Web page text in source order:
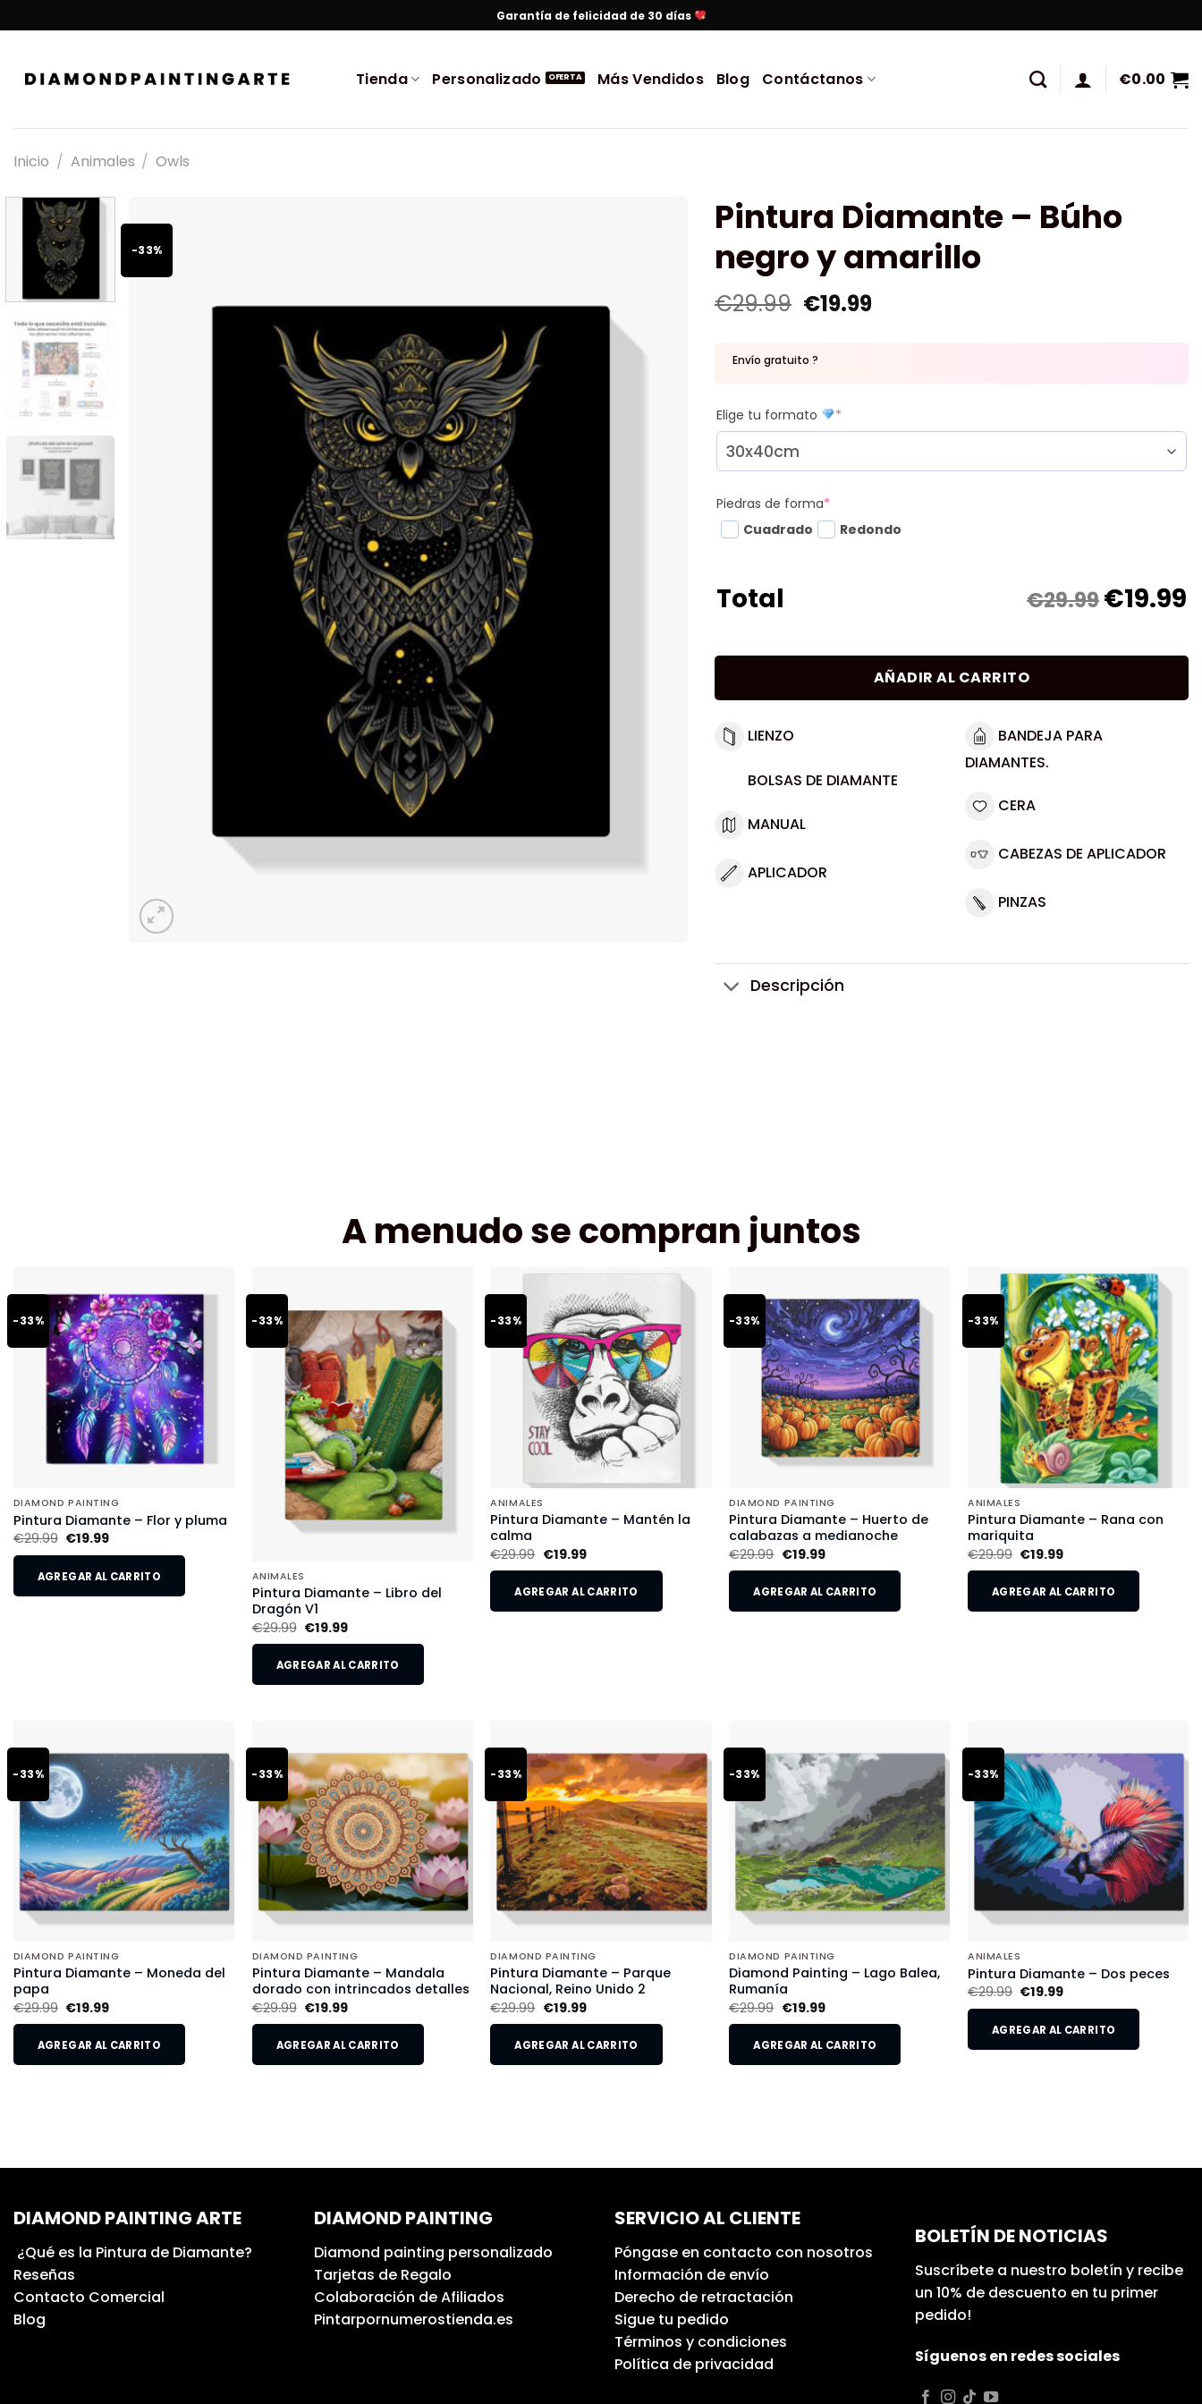
Garantía de felicidad de 30 días
Tienda Personalizado Más Vendidos Blog Contáctanos €0.00
Inicio / Animales / Owls
-33%
Pintura Diamante – Búho
negro y amarillo
€29.99 €19.99
Envío gratuito ?
Elige tu formato *
Piedras de forma*
Cuadrado
Redondo
Total €29.99€19.99
AÑADIR AL CARRITO
LIENZO
BOLSAS DE DIAMANTE
MANUAL
APLICADOR
BANDEJA PARA
DIAMANTES.
CERA
CABEZAS DE APLICADOR
PINZAS
Descripción
A menudo se compran juntos
-33%
DIAMOND PAINTING
Pintura Diamante – Flor y pluma
€29.99 €19.99
AGREGAR AL CARRITO
-33%
ANIMALES
Pintura Diamante – Libro del
Dragón V1
€29.99 €19.99
AGREGAR AL CARRITO
-33%
ANIMALES
Pintura Diamante – Mantén la
calma
€29.99 €19.99
AGREGAR AL CARRITO
-33%
DIAMOND PAINTING
Pintura Diamante – Huerto de
calabazas a medianoche
€29.99 €19.99
AGREGAR AL CARRITO
-33%
ANIMALES
Pintura Diamante – Rana con
mariquita
€29.99 €19.99
AGREGAR AL CARRITO
-33%
DIAMOND PAINTING
Pintura Diamante – Moneda del
papa
€29.99 €19.99
AGREGAR AL CARRITO
-33%
DIAMOND PAINTING
Pintura Diamante – Mandala
dorado con intrincados detalles
€29.99 €19.99
AGREGAR AL CARRITO
-33%
DIAMOND PAINTING
Pintura Diamante – Parque
Nacional, Reino Unido 2
€29.99 €19.99
AGREGAR AL CARRITO
-33%
DIAMOND PAINTING
Diamond Painting – Lago Balea,
Rumanía
€29.99 €19.99
AGREGAR AL CARRITO
-33%
ANIMALES
Pintura Diamante – Dos peces
€29.99 €19.99
AGREGAR AL CARRITO
DIAMOND PAINTING ARTE
¿Qué es la Pintura de Diamante?
Reseñas
Contacto Comercial
Blog
DIAMOND PAINTING
Diamond painting personalizado
Tarjetas de Regalo
Colaboración de Afiliados
Pintarpornumerostienda.es
SERVICIO AL CLIENTE
Póngase en contacto con nosotros
Información de envío
Derecho de retractación
Sigue tu pedido
Términos y condiciones
Política de privacidad
BOLETÍN DE NOTICIAS
Suscríbete a nuestro boletín y recibe
un 10% de descuento en tu primer
pedido!
Síguenos en redes sociales